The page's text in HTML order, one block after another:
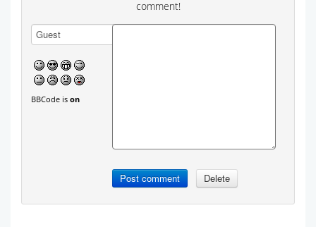
comment!
BBCode ison